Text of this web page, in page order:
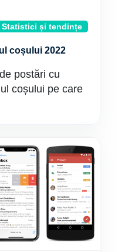
Statistici și tendințe
coșului 2022
postări cu
coșului pe care